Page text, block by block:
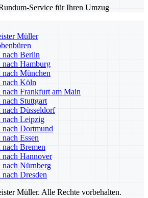
Service für Ihren Umzug
Müller
nach Berlin
Hamburg
München
nach Köln
Frankfurt am Main
Stuttgart
Düsseldorf
nach Leipzig
Dortmund
Essen
Bremen
Hannover
Nürnberg
Dresden
Müller. Alle Rechte vorbehalten.